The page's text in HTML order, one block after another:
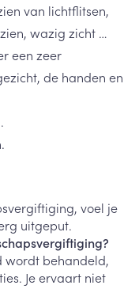
van lichtflitsen,
wazig zicht …
een zeer
de handen en
voel je
uitgeput.
wordt behandeld,
Je ervaart niet